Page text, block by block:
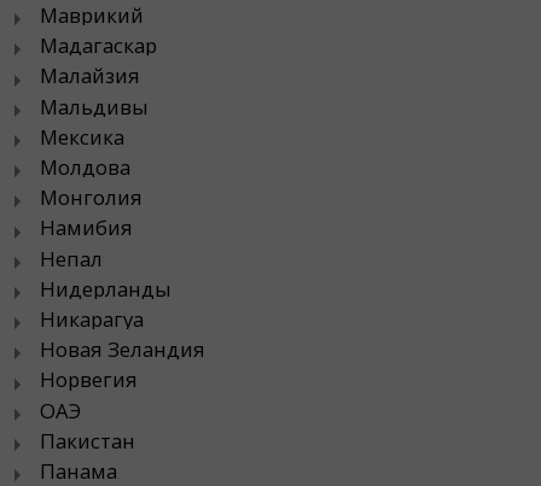
Маврикий
Мадагаскар
Малайзия
Мальдивы
Мексика
Молдова
Монголия
Намибия
Непал
Нидерланды
Никарагуа
Новая Зеландия
Норвегия
ОАЭ
Пакистан
Панама